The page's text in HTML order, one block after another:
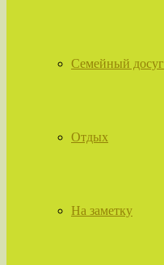
Семейный досуг
Отдых
На заметку